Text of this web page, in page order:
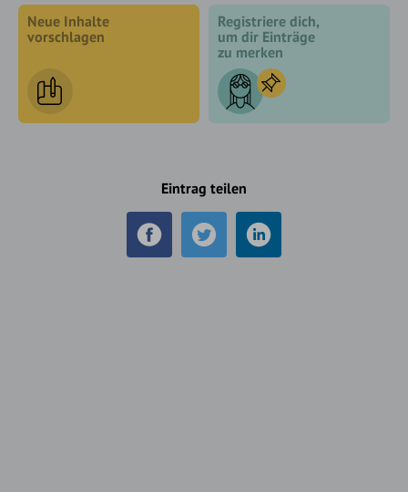
Neue Inhalte
vorschlagen
Registriere dich,
um dir Einträge
zu merken
Eintrag teilen